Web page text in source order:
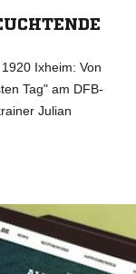
Ixheim: Von
Tag" am DFB-
Julian